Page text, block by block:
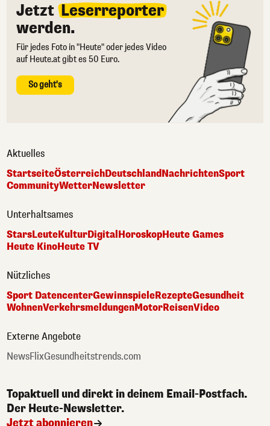
Jetzt Leserreporter
werden.
Für jedes Foto in "Heute" oder jedes Video
auf Heute.at gibt es 50 Euro.
So geht's
Aktuelles
StartseiteÖsterreichDeutschlandNachrichtenSport
CommunityWetterNewsletter
Unterhaltsames
StarsLeuteKulturDigital HoroskopHeute Games
Heute KinoHeute TV
Nützliches
Sport DatencenterGewinnspieleRezepteGesundheit
WohnenVerkehrsmeldungenMotorReisenVideo
Externe Angebote
NewsFlixGesundheitstrends.com
Topaktuell und direkt in deinem Email-Postfach.
Der Heute-Newsletter.
Jetzt abonnieren